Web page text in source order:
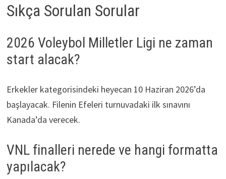
Sıkça Sorulan Sorular
2026 Voleybol Milletler Ligi ne zaman
start alacak?
Erkekler kategorisindeki heyecan 10 Haziran 2026’da
başlayacak. Filenin Efeleri turnuvadaki ilk sınavını
Kanada’da verecek.
VNL finalleri nerede ve hangi formatta
yapılacak?